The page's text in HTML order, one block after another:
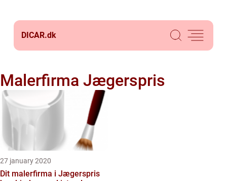
DICAR.dk
Malerfirma Jægerspris
27 january 2020
Dit malerfirma i Jægerspris